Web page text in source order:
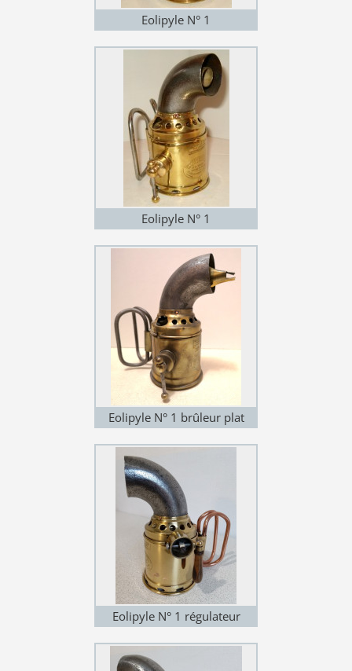
Eolipyle N° 1
Eolipyle N° 1
Eolipyle N° 1 brûleur plat
Eolipyle N° 1 régulateur